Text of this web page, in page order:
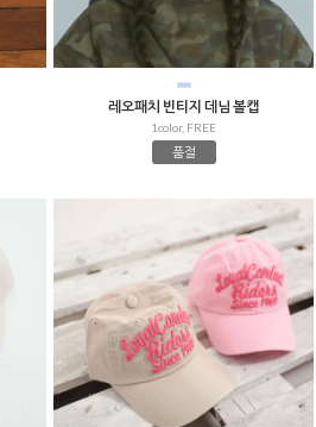
레오패치 빈티지 데님 볼캡
1color, FREE
품절